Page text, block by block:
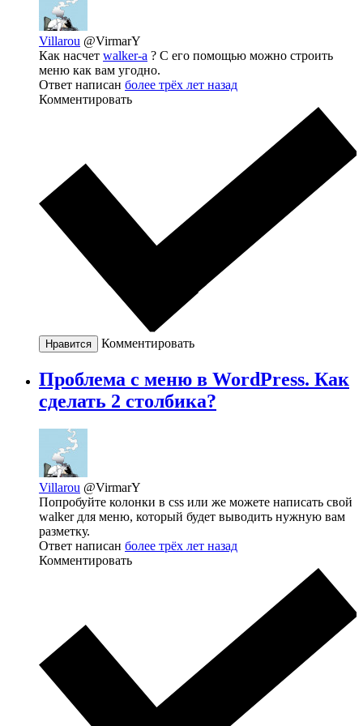
Villarou @VirmarY
Как насчет walker-а ? С его помощью можно строить
меню как вам угодно.
Ответ написан более трёх лет назад
Комментировать
Нравится Комментировать
Проблема с меню в WordPress. Как
сделать 2 столбика?
Villarou @VirmarY
Попробуйте колонки в css или же можете написать свой
walker для меню, который будет выводить нужную вам
разметку.
Ответ написан более трёх лет назад
Комментировать